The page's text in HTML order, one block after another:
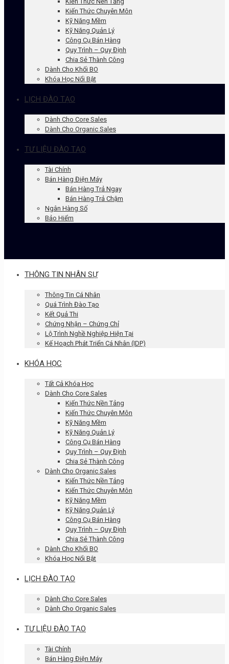
Kiến Thức Chuyên Môn
Kỹ Năng Mềm
Kỹ Năng Quản Lý
Công Cụ Bán Hàng
Quy Trình – Quy Định
Chia Sẻ Thành Công
Dành Cho Khối BO
Khóa Học Nổi Bật
LỊCH ĐÀO TẠO
Dành Cho Core Sales
Dành Cho Organic Sales
TƯ LIỆU ĐÀO TẠO
Tài Chính
Bán Hàng Điện Máy
Bán Hàng Trả Ngay
Bán Hàng Trả Chậm
Ngân Hàng Số
Bảo Hiểm
THÔNG TIN NHÂN SỰ
Thông Tin Cá Nhân
Quá Trình Đào Tạo
Kết Quả Thi
Chứng Nhận – Chứng Chỉ
Lộ Trình Nghề Nghiệp Hiện Tại
Kế Hoạch Phát Triển Cá Nhân (IDP)
KHÓA HỌC
Tất Cả Khóa Học
Dành Cho Core Sales
Kiến Thức Nền Tảng
Kiến Thức Chuyên Môn
Kỹ Năng Mềm
Kỹ Năng Quản Lý
Công Cụ Bán Hàng
Quy Trình – Quy Định
Chia Sẻ Thành Công
Dành Cho Organic Sales
Kiến Thức Nền Tảng
Kiến Thức Chuyên Môn
Kỹ Năng Mềm
Kỹ Năng Quản Lý
Công Cụ Bán Hàng
Quy Trình – Quy Định
Chia Sẻ Thành Công
Dành Cho Khối BO
Khóa Học Nổi Bật
LỊCH ĐÀO TẠO
Dành Cho Core Sales
Dành Cho Organic Sales
TƯ LIỆU ĐÀO TẠO
Tài Chính
Bán Hàng Điện Máy